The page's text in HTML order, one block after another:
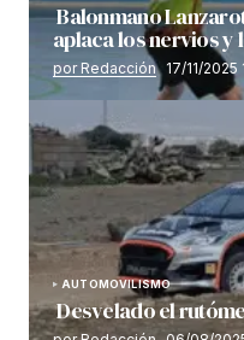
Balonmano
aplaca los nervios
por Redacción 17/11/2025
AUTOMOVILISMO
Desvelado el